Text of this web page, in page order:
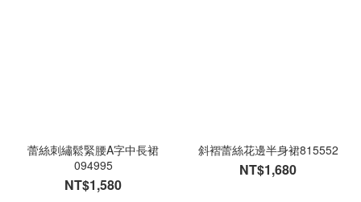
蕾絲刺繡鬆緊腰A字中長裙
094995
NT$1,580
斜褶蕾絲花邊半身裙815552
NT$1,680